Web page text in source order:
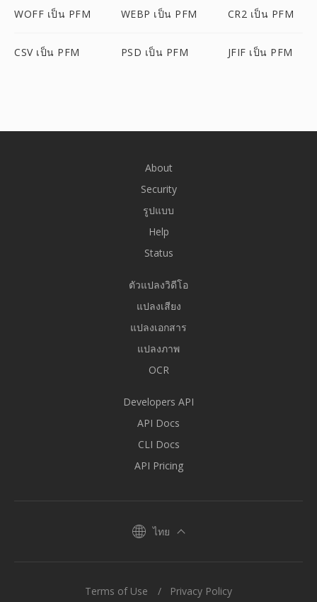
WOFF เป็น PFM WEBP เป็น PFM CR2 เป็น PFM
CSV เป็น PFM PSD เป็น PFM JFIF เป็น PFM
About
Security
รูปแบบ
Help
Status
ตัวแปลงวิดีโอ
แปลงเสียง
แปลงเอกสาร
แปลงภาพ
OCR
Developers API
API Docs
CLI Docs
API Pricing
ไทย
Terms of Use Privacy Policy